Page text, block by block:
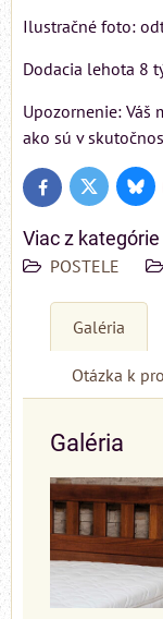
Ilustračné foto:
Dodacia lehota 8
Upozornenie: Váš
ako sú v
FacebookTwitter
Viac z kategórie
POSTELE
Galéria
Otázka k
Galéria